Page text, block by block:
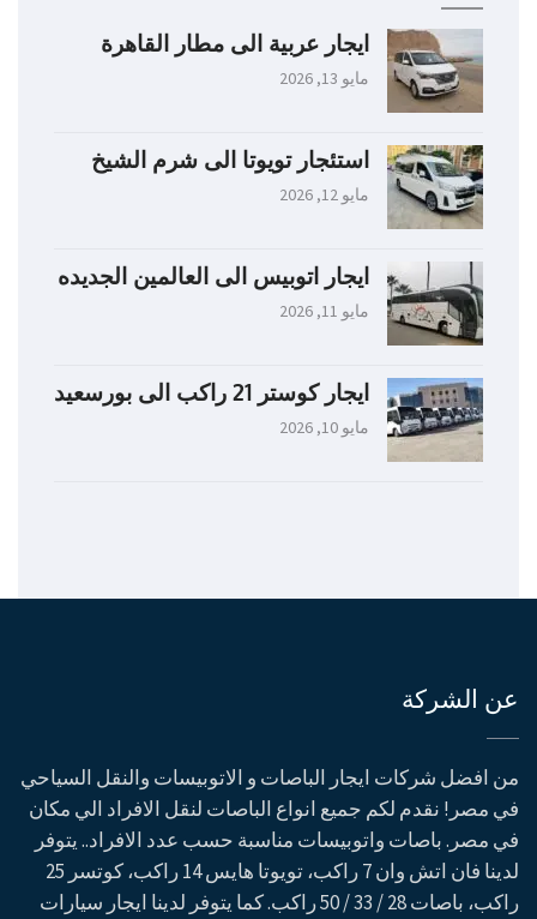
ايجار عربية الى مطار القاهرة
مايو 13, 2026
استئجار تويوتا الى شرم الشيخ
مايو 12, 2026
ايجار اتوبيس الى العالمين الجديده
مايو 11, 2026
ايجار كوستر 21 راكب الى بورسعيد
مايو 10, 2026
عن الشركة
من افضل شركات ايجار الباصات و الاتوبيسات والنقل السياحي
في مصر! نقدم لكم جميع انواع الباصات لنقل الافراد الي مكان
في مصر. باصات واتوبيسات مناسبة حسب عدد الافراد.. يتوفر
لدينا فان اتش وان 7 راكب، تويوتا هايس 14 راكب، كوتسر 25
راكب، باصات 28 / 33 / 50 راكب. كما يتوفر لدينا ايجار سيارات